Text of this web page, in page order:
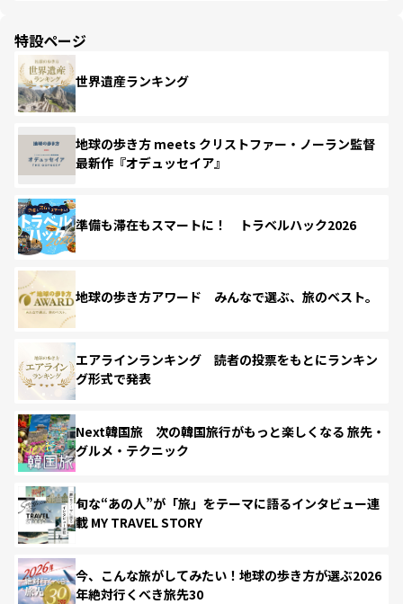
特設ページ
世界遺産ランキング
地球の歩き方 meets クリストファー・ノーラン監督
最新作『オデュッセイア』
準備も滞在もスマートに！ トラベルハック2026
地球の歩き方アワード みんなで選ぶ、旅のベスト。
エアラインランキング 読者の投票をもとにランキン
グ形式で発表
Next韓国旅 次の韓国旅行がもっと楽しくなる 旅先・
グルメ・テクニック
旬な“あの人”が「旅」をテーマに語るインタビュー連
載 MY TRAVEL STORY
今、こんな旅がしてみたい！地球の歩き方が選ぶ2026
年絶対行くべき旅先30